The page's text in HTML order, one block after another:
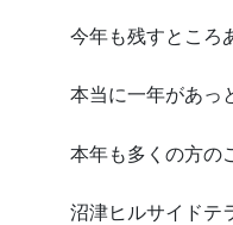
今年も残すところ
本当に一年があっ
本年も多くの方の
沼津ヒルサイドテ